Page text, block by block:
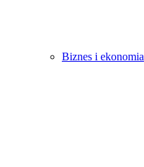
Biznes i ekonomia